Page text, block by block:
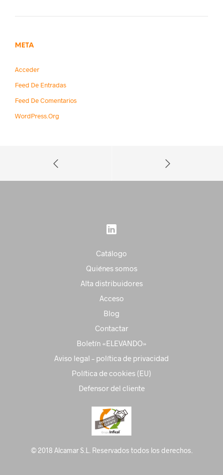
META
Acceder
Feed De Entradas
Feed De Comentarios
WordPress.org
Catálogo
Quiénes somos
Alta distribuidores
Acceso
Blog
Contactar
Boletín «ELEVANDO»
Aviso legal – política de privacidad
Política de cookies (EU)
Defensor del cliente
© 2018 Alcamar S.L. Reservados todos los derechos.